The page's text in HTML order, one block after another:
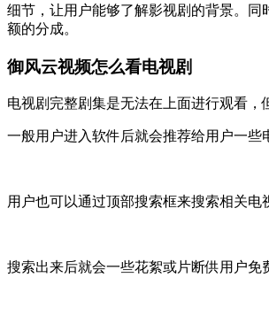
细节，让用户能够了解影视剧的背景。
额的分成。
御风云视频怎么看电视剧
电视剧完整剧集是无法在上面进行观看
一般用户进入软件后就会推荐给用户一些
用户也可以通过顶部搜索框来搜索相关电
搜索出来后就会一些花絮或片断供用户免